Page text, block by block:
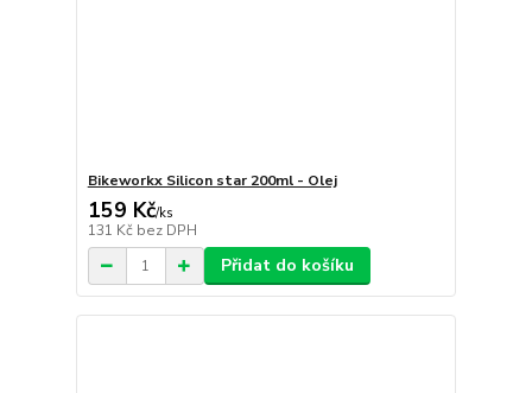
Bikeworkx Silicon star 200ml - Olej
159 Kč/ks
131 Kč bez DPH
Přidat do košíku